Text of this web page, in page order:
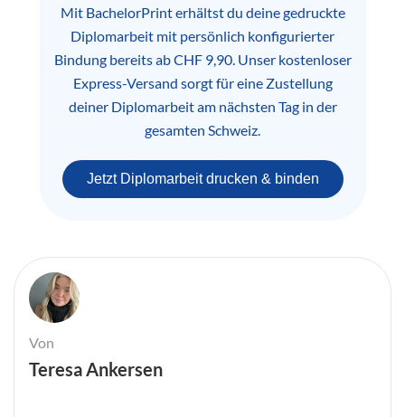
Mit BachelorPrint erhältst du deine gedruckte
Diplomarbeit mit persönlich konfigurierter
Bindung bereits ab CHF 9,90. Unser kostenloser
Express-Versand sorgt für eine Zustellung
deiner Diplomarbeit am nächsten Tag in der
gesamten Schweiz.
Jetzt Diplomarbeit drucken & binden
Von
Teresa Ankersen